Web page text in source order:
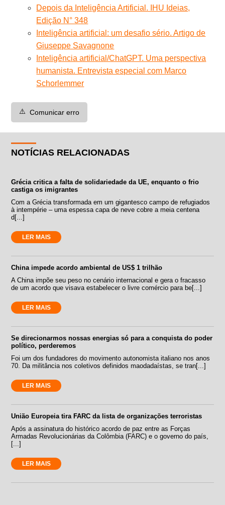
Depois da Inteligência Artificial. IHU Ideias,
Edição N° 348
Inteligência artificial: um desafio sério. Artigo de
Giuseppe Savagnone
Inteligência artificial/ChatGPT. Uma perspectiva
humanista. Entrevista especial com Marco
Schorlemmer
⚠️ Comunicar erro
NOTÍCIAS RELACIONADAS
Grécia critica a falta de solidariedade da UE, enquanto o frio
castiga os imigrantes
Com a Grécia transformada em um gigantesco campo de refugiados
à intempérie – uma espessa capa de neve cobre a meia centena
d[...]
LER MAIS
China impede acordo ambiental de US$ 1 trilhão
A China impõe seu peso no cenário internacional e gera o fracasso
de um acordo que visava estabelecer o livre comércio para be[...]
LER MAIS
Se direcionarmos nossas energias só para a conquista do poder
político, perderemos
Foi um dos fundadores do movimento autonomista italiano nos anos
70. Da militância nos coletivos definidos maodadaístas, se tran[...]
LER MAIS
União Europeia tira FARC da lista de organizações terroristas
Após a assinatura do histórico acordo de paz entre as Forças
Armadas Revolucionárias da Colômbia (FARC) e o governo do país,
[...]
LER MAIS